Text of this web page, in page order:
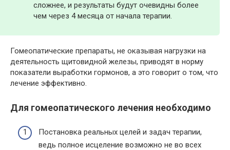
сложнее, и результаты будут очевидны более
чем через 4 месяца от начала терапии.
Гомеопатические препараты, не оказывая нагрузки на
деятельность щитовидной железы, приводят в норму
показатели выработки гормонов, а это говорит о том, что
лечение эффективно.
Для гомеопатического лечения необходимо
Постановка реальных целей и задач терапии,
ведь полное исцеление возможно не во всех